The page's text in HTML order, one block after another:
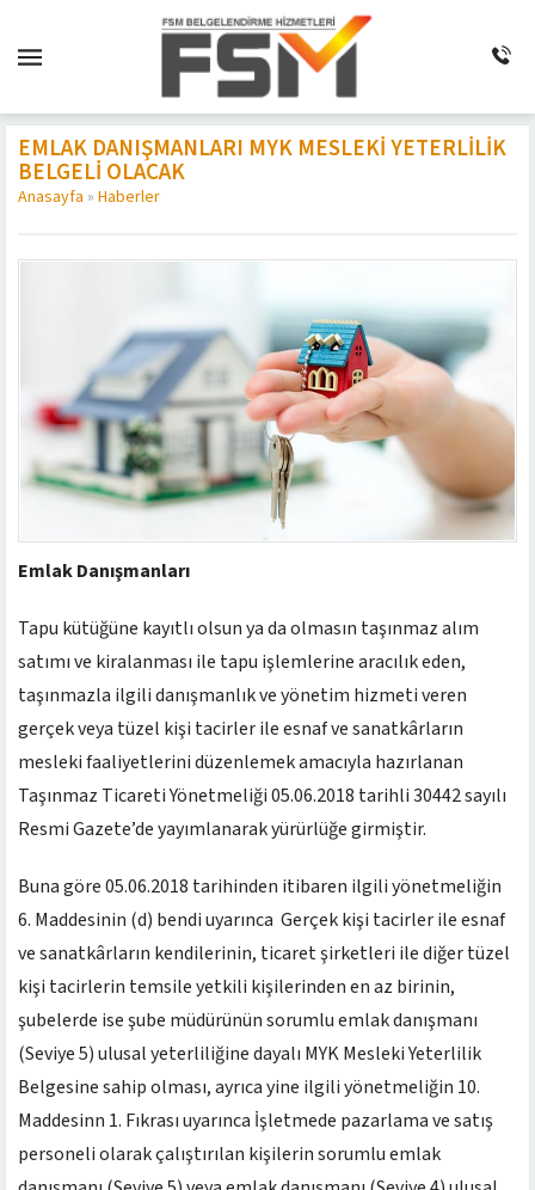
EMLAK DANIŞMANLARI MYK MESLEKI YETERLILIK
BELGELI OLACAK
Anasayfa » Haberler
Emlak Danışmanları
Tapu kütüğüne kayıtlı olsun ya da olmasın taşınmaz alım
satımı ve kiralanması ile tapu işlemlerine aracılık eden,
taşınmazla ilgili danışmanlık ve yönetim hizmeti veren
gerçek veya tüzel kişi tacirler ile esnaf ve sanatkârların
mesleki faaliyetlerini düzenlemek amacıyla hazırlanan
Taşınmaz Ticareti Yönetmeliği 05.06.2018 tarihli 30442 sayılı
Resmi Gazete’de yayımlanarak yürürlüğe girmiştir.
Buna göre 05.06.2018 tarihinden itibaren ilgili yönetmeliğin
6. Maddesinin (d) bendi uyarınca Gerçek kişi tacirler ile esnaf
ve sanatkârların kendilerinin, ticaret şirketleri ile diğer tüzel
kişi tacirlerin temsile yetkili kişilerinden en az birinin,
şubelerde ise şube müdürünün sorumlu emlak danışmanı
(Seviye 5) ulusal yeterliliğine dayalı MYK Mesleki Yeterlilik
Belgesine sahip olması, ayrıca yine ilgili yönetmeliğin 10.
Maddesinn 1. Fıkrası uyarınca İşletmede pazarlama ve satış
personeli olarak çalıştırılan kişilerin sorumlu emlak